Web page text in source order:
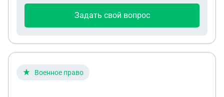
Задать свой вопрос
Военное право